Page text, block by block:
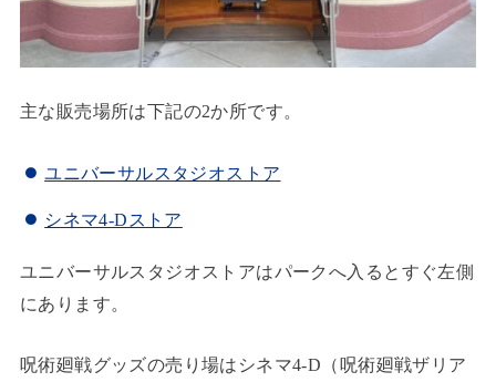
主な販売場所は下記の2か所です。
ユニバーサルスタジオストア
シネマ4-Dストア
ユニバーサルスタジオストアはパークへ入るとすぐ左側
にあります。
呪術廻戦グッズの売り場はシネマ4-D（呪術廻戦ザリア